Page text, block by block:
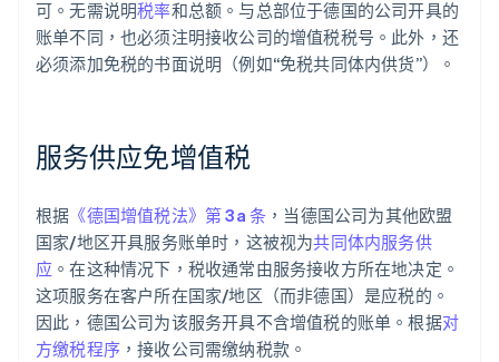
可。无需说明税率和总额。与总部位于德国的公司开具的
账单不同，也必须注明接收公司的增值税税号。此外，还
必须添加免税的书面说明（例如“免税共同体内供货”）。
服务供应免增值税
根据 《德国增值税法》第 3a 条 ，当德国公司为其他欧盟
国家/地区开具服务账单时，这被视为共同体内服务供
应 。在这种情况下，税收通常由服务接收方所在地决定。
这项服务在客户所在国家/地区（而非德国）是应税的。
因此，德国公司为该服务开具不含增值税的账单。根据对
方缴税程序 ，接收公司需缴纳税款。